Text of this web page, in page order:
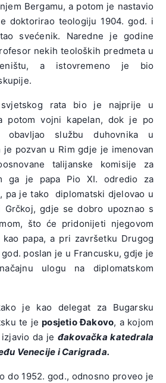
Bergamu, a potom je nastavio
doktorirao teologiju 1904. god. i
svećenik. Naredne je godine
nekih teoloških predmeta u
a istovremeno je bio
rata bio je najprije u
potom vojni kapelan, dok je po
obavljao službu duhovnika u
je pozvan u Rim gdje je imenovan
talijanske komisije za
ga je papa Pio XI. odredio za
, pa je tako diplomatski djelovao u
Grčkoj, gdje se dobro upoznao s
što će pridonijeti njegovom
papa, a pri završetku Drugog
poslan je u Francusku, gdje je
ulogu na diplomatskom
je kao delegat za Bugarsku
te jeposjetio Đakovo, a kojom
da je đakovačka katedrala
Venecije i Carigrada.
do 1952. god., odnosno proveo je